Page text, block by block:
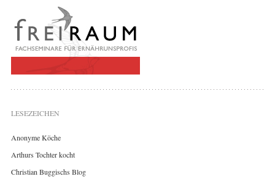
LESEZEICHEN
Anonyme Köche
Arthurs Tochter kocht
Christian Buggischs Blog